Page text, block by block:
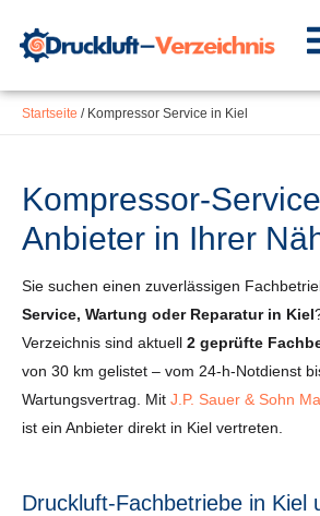
springen
Inhalt
Startseite / Kompressor Service in Kiel
Kompressor-
Anbieter in Ihrer
Sie suchen einen zuverlässigen
Service, Wartung oder Reparatur in Kiel
Verzeichnis sind aktuell 2 geprüfte
von 30 km gelistet – vom 24-h-Notdienst
Wartungsvertrag. Mit J.P. Sauer & Sohn
ist ein Anbieter direkt in Kiel vertreten.
Druckluft-Fachbetriebe in Kiel